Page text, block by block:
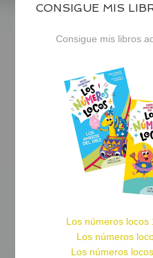
CONSIGUE MIS
Consigue mis libros
Los números locos
Los números
Los números